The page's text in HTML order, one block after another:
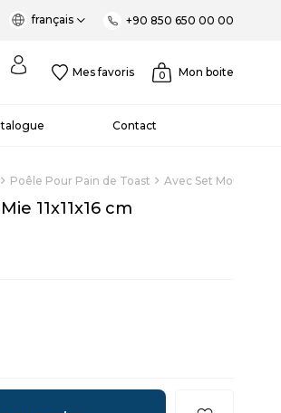
français +90 850 650 00 00
Mon boite
0
Mes favoris
Contact
Poêle Pour Pain de Toast Avec Set Moule à
11x11x16 cm